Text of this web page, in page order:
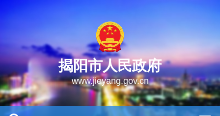
揭阳市人民政府
www.jieyang.gov.cn